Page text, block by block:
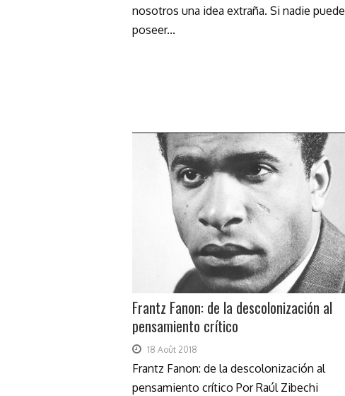
nosotros una idea extraña. Si nadie puede
poseer...
Frantz Fanon: de la descolonización al
pensamiento crítico
18 Août 2018
Frantz Fanon: de la descolonización al
pensamiento crítico Por Raúl Zibechi